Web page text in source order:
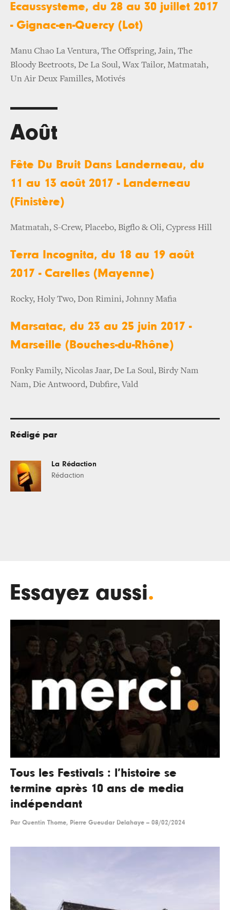
Ecaussysteme, du 28 au 30 juillet 2017
- Gignac-en-Quercy (Lot)
Manu Chao La Ventura, The Offspring, Jain, The
Bloody Beetroots, De La Soul, Wax Tailor, Matmatah,
Un Air Deux Familles, Motivés
Août
Fête Du Bruit Dans Landerneau, du
11 au 13 août 2017 - Landerneau
(Finistère)
Matmatah, S-Crew, Placebo, Bigflo & Oli, Cypress Hill
Terra Incognita, du 18 au 19 août
2017 - Carelles (Mayenne)
Rocky, Holy Two, Don Rimini, Johnny Mafia
Marsatac, du 23 au 25 juin 2017 -
Marseille (Bouches-du-Rhône)
Fonky Family, Nicolas Jaar, De La Soul, Birdy Nam
Nam, Die Antwoord, Dubfire, Vald
Rédigé par
La Rédaction
Rédaction
Essayez aussi.
Tous les Festivals : l’histoire se
termine après 10 ans de media
indépendant
Par Quentin Thome, Pierre Gueudar Delahaye -- 08/02/2024